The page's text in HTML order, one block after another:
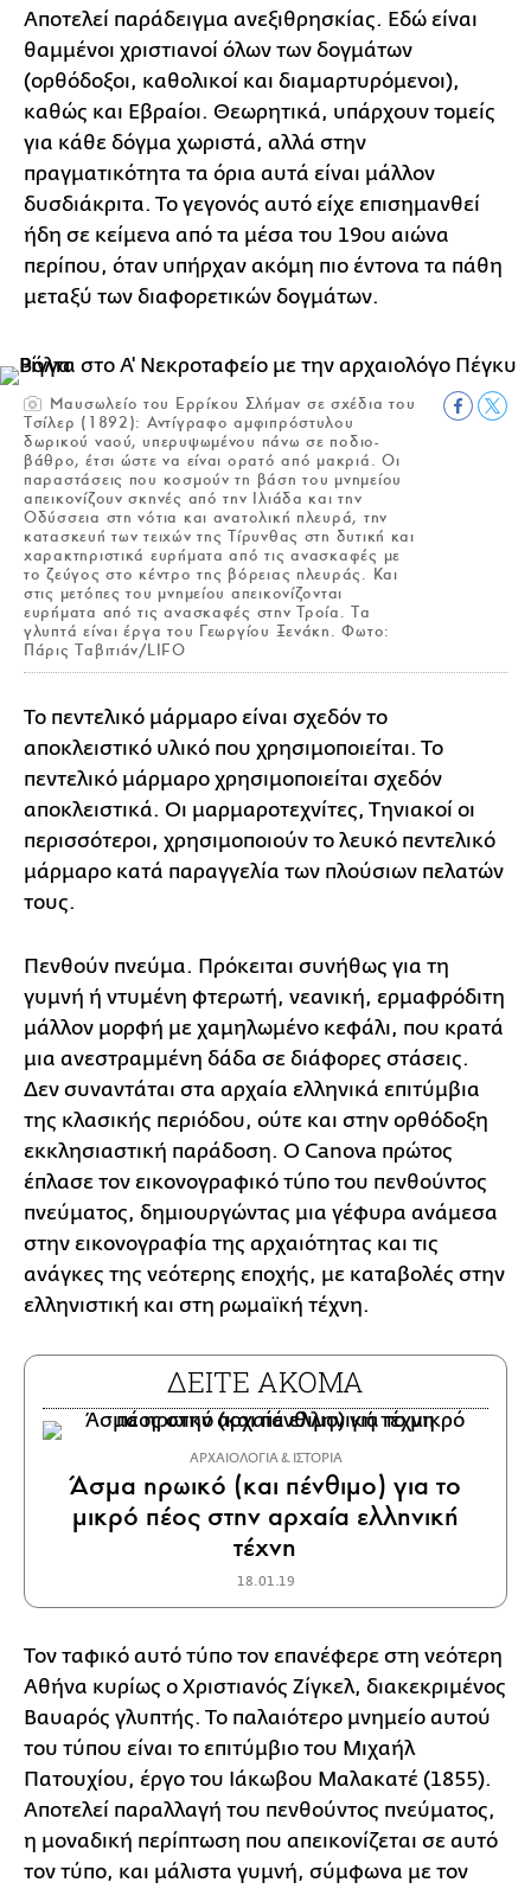
Αποτελεί παράδειγμα ανεξιθρησκίας. Εδώ είναι
θαμμένοι χριστιανοί όλων των δογμάτων
(ορθόδοξοι, καθολικοί και διαμαρτυρόμενοι),
καθώς και Εβραίοι. Θεωρητικά, υπάρχουν τομείς
για κάθε δόγμα χωριστά, αλλά στην
πραγματικότητα τα όρια αυτά είναι μάλλον
δυσδιάκριτα. Το γεγονός αυτό είχε επισημανθεί
ήδη σε κείμενα από τα μέσα του 19ου αιώνα
περίπου, όταν υπήρχαν ακόμη πιο έντονα τα πάθη
μεταξύ των διαφορετικών δογμάτων.
Μαυσωλείο του Ερρίκου Σλήμαν σε σχέδια του
Τσίλερ (1892): Αντίγραφο αμφιπρόστυλου
δωρικού ναού, υπερυψωμένου πάνω σε ποδιο-
βάθρο, έτσι ώστε να είναι ορατό από μακριά. Οι
παραστάσεις που κοσμούν τη βάση του μνημείου
απεικονίζουν σκηνές από την Ιλιάδα και την
Οδύσσεια στη νότια και ανατολική πλευρά, την
κατασκευή των τειχών της Τίρυνθας στη δυτική και
χαρακτηριστικά ευρήματα από τις ανασκαφές με
το ζεύγος στο κέντρο της βόρειας πλευράς. Και
στις μετόπες του μνημείου απεικονίζονται
ευρήματα από τις ανασκαφές στην Τροία. Τα
γλυπτά είναι έργα του Γεωργίου Ξενάκη. Φωτο:
Πάρις Ταβιτιάν/LIFO
Το πεντελικό μάρμαρο είναι σχεδόν το
αποκλειστικό υλικό που χρησιμοποιείται. Το
πεντελικό μάρμαρο χρησιμοποιείται σχεδόν
αποκλειστικά. Οι μαρμαροτεχνίτες, Τηνιακοί οι
περισσότεροι, χρησιμοποιούν το λευκό πεντελικό
μάρμαρο κατά παραγγελία των πλούσιων πελατών
τους.
Πενθούν πνεύμα. Πρόκειται συνήθως για τη
γυμνή ή ντυμένη φτερωτή, νεανική, ερμαφρόδιτη
μάλλον μορφή με χαμηλωμένο κεφάλι, που κρατά
μια ανεστραμμένη δάδα σε διάφορες στάσεις.
Δεν συναντάται στα αρχαία ελληνικά επιτύμβια
της κλασικής περιόδου, ούτε και στην ορθόδοξη
εκκλησιαστική παράδοση. Ο Canova πρώτος
έπλασε τον εικονογραφικό τύπο του πενθούντος
πνεύματος, δημιουργώντας μια γέφυρα ανάμεσα
στην εικονογραφία της αρχαιότητας και τις
ανάγκες της νεότερης εποχής, με καταβολές στην
ελληνιστική και στη ρωμαϊκή τέχνη.
ΔΕΙΤΕ ΑΚΟΜΑ
ΑΡΧΑΙΟΛΟΓΙΑ & ΙΣΤΟΡΙΑ
Άσμα ηρωικό (και πένθιμο) για το
μικρό πέος στην αρχαία ελληνική
τέχνη
18.01.19
Τον ταφικό αυτό τύπο τον επανέφερε στη νεότερη
Αθήνα κυρίως ο Χριστιανός Ζίγκελ, διακεκριμένος
Βαυαρός γλυπτής. Το παλαιότερο μνημείο αυτού
του τύπου είναι το επιτύμβιο του Μιχαήλ
Πατουχίου, έργο του Ιάκωβου Μαλακατέ (1855).
Αποτελεί παραλλαγή του πενθούντος πνεύματος,
η μοναδική περίπτωση που απεικονίζεται σε αυτό
τον τύπο, και μάλιστα γυμνή, σύμφωνα με τον